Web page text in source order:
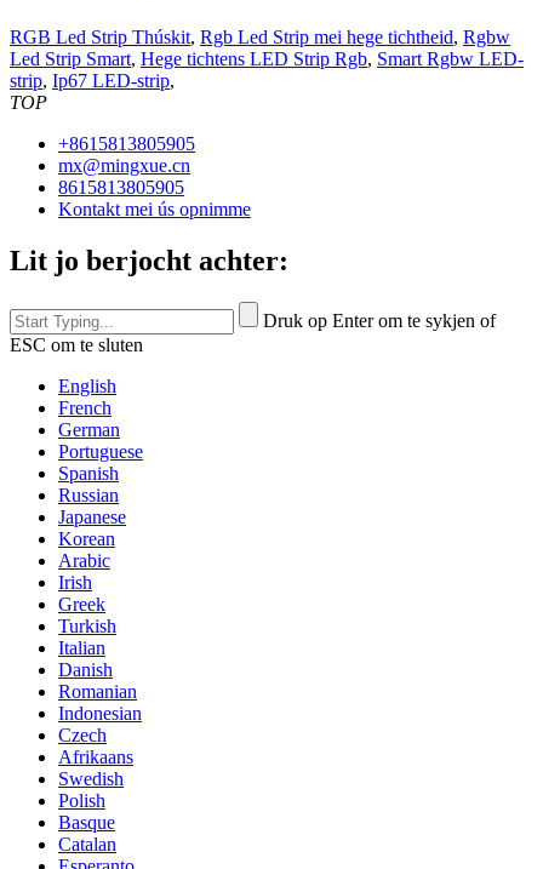
RGB Led Strip Thúskit, Rgb Led Strip mei hege tichtheid, Rgbw
Led Strip Smart, Hege tichtens LED Strip Rgb, Smart Rgbw LED-
strip, Ip67 LED-strip,
TOP
+8615813805905
mx@mingxue.cn
8615813805905
Kontakt mei ús opnimme
Lit jo berjocht achter:
Druk op Enter om te sykjen of
ESC om te sluten
English
French
German
Portuguese
Spanish
Russian
Japanese
Korean
Arabic
Irish
Greek
Turkish
Italian
Danish
Romanian
Indonesian
Czech
Afrikaans
Swedish
Polish
Basque
Catalan